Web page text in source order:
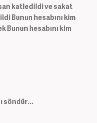
katledildi ve sakat
Bunun hesabını kim
Bunun hesabını kim
söndür...